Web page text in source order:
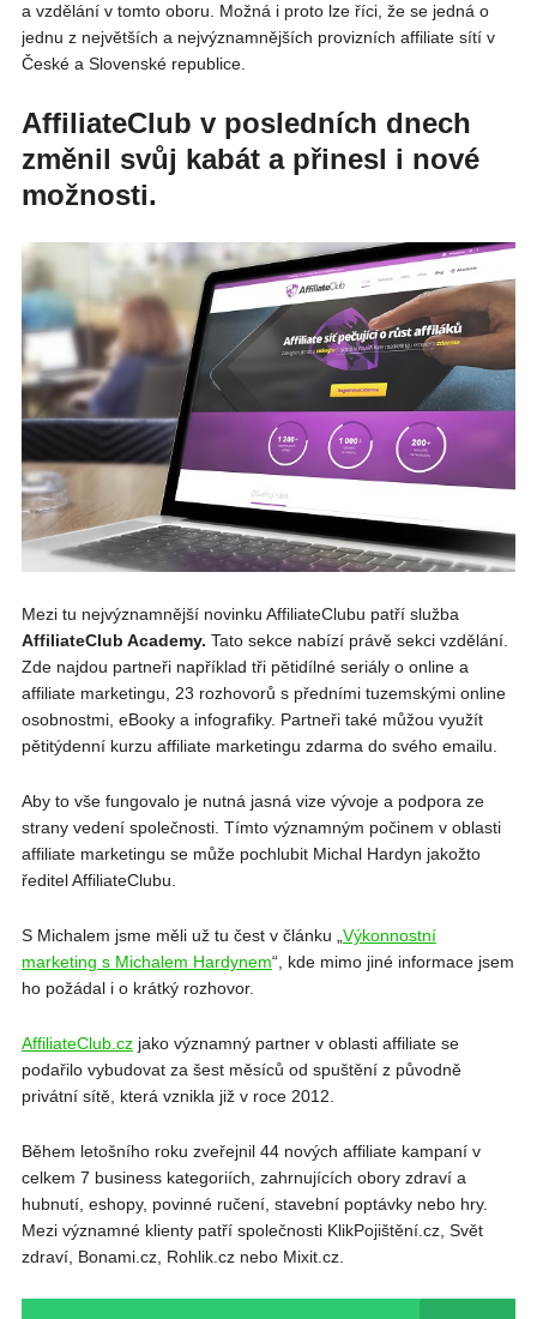
a vzdělání v tomto oboru. Možná i proto lze říci, že se jedná o
jednu z největších a nejvýznamnějších provizních affiliate sítí v
České a Slovenské republice.
AffiliateClub v posledních dnech
změnil svůj kabát a přinesl i nové
možnosti.
Mezi tu nejvýznamnější novinku AffiliateClubu patří služba
AffiliateClub Academy. Tato sekce nabízí právě sekci vzdělání.
Zde najdou partneři například tři pětidílné seriály o online a
affiliate marketingu, 23 rozhovorů s předními tuzemskými online
osobnostmi, eBooky a infografiky. Partneři také můžou využít
pětitýdenní kurzu affiliate marketingu zdarma do svého emailu.
Aby to vše fungovalo je nutná jasná vize vývoje a podpora ze
strany vedení společnosti. Tímto významným počinem v oblasti
affiliate marketingu se může pochlubit Michal Hardyn jakožto
ředitel AffiliateClubu.
S Michalem jsme měli už tu čest v článku „ Výkonnostní
marketing s Michalem Hardynem“, kde mimo jiné informace jsem
ho požádal i o krátký rozhovor.
AffiliateClub.czjako významný partner v oblasti affiliate se
podařilo vybudovat za šest měsíců od spuštění z původně
privátní sítě, která vznikla již v roce 2012.
Během letošního roku zveřejnil 44 nových affiliate kampaní v
celkem 7 business kategoriích, zahrnujících obory zdraví a
hubnutí, eshopy, povinné ručení, stavební poptávky nebo hry.
Mezi významné klienty patří společnosti KlikPojištění.cz, Svět
zdraví, Bonami.cz, Rohlik.cz nebo Mixit.cz.